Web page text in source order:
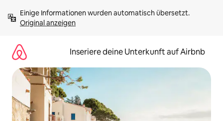
Inhalten
springenOriginal anzeigen
Inseriere deine Unterkunft auf Airbnb